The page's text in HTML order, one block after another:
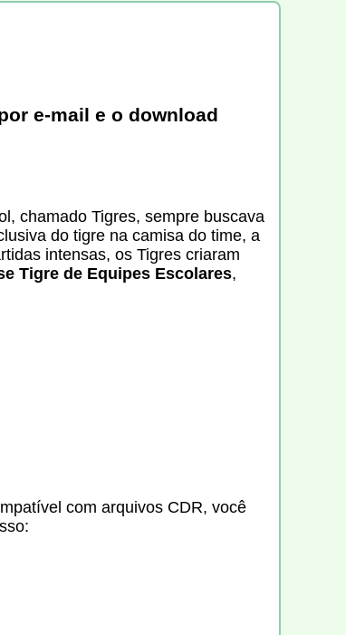
e-mail e o download
chamado Tigres, sempre buscava
do tigre na camisa do time, a
intensas, os Tigres criaram
Tigre de Equipes Escolares,
com arquivos CDR, você